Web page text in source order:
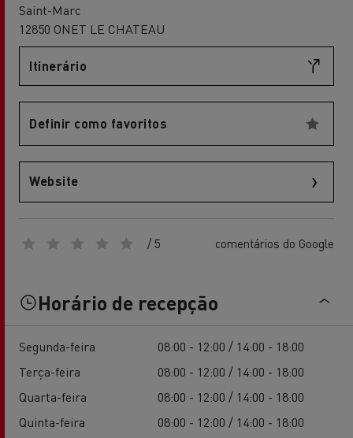
Saint-Marc
12850 ONET LE CHATEAU
Itinerário
Definir como favoritos
Website
/ 5 comentários do Google
Horário de recepção
Segunda-feira
08:00 - 12:00 / 14:00 - 18:00
Terça-feira
08:00 - 12:00 / 14:00 - 18:00
Quarta-feira
08:00 - 12:00 / 14:00 - 18:00
Quinta-feira
08:00 - 12:00 / 14:00 - 18:00